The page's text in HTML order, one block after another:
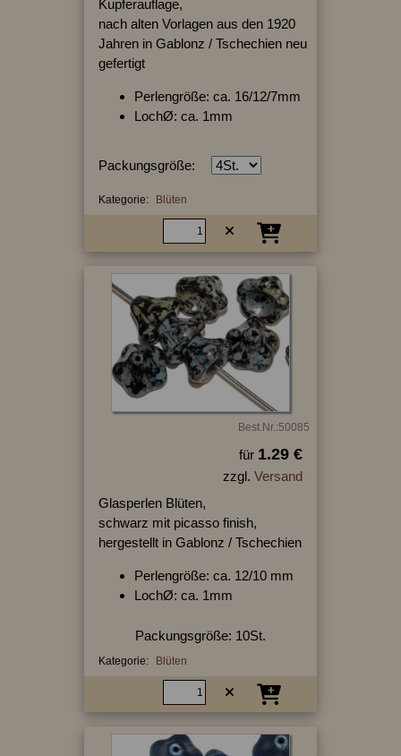
Kupferauflage,
nach alten Vorlagen aus den 1920
Jahren in Gablonz / Tschechien neu
gefertigt
Perlengröße: ca. 16/12/7mm
LochØ: ca. 1mm
Packungsgröße:
Kategorie: Blüten
Best.Nr.:50085
für 1.29 €
zzgl. Versand
Glasperlen Blüten,
schwarz mit picasso finish,
hergestellt in Gablonz / Tschechien
Perlengröße: ca. 12/10 mm
LochØ: ca. 1mm
Packungsgröße: 10St.
Kategorie: Blüten